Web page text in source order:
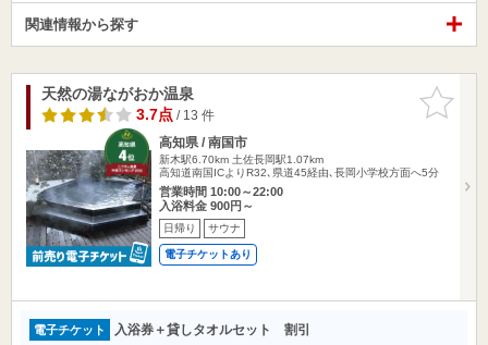
関連情報から探す
お気に入
りに追加
天然の湯ながおか温泉
3.7点/ 13 件
高知県 / 南国市
新木駅6.70km 土佐長岡駅1.07km
高知道南国ICよりR32､県道45経由､長岡小学校方面へ5分
営業時間 10:00～22:00
入浴料金 900円～
日帰り サウナ
電子チケットあり
電子チケット 入浴券＋貸しタオルセット 割引